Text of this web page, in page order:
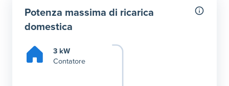
Potenza massima di ricarica
domestica
3 kW
Contatore